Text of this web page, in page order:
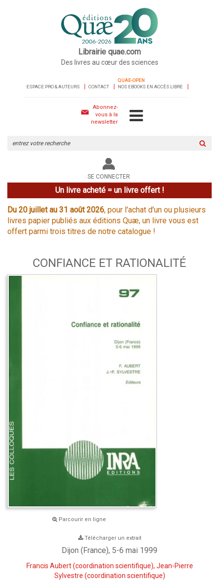
Librairie quae.com
Des livres au cœur des sciences
ESPACE PRO & AUTEURS CONTACT
QUAE-OPEN
NOS EBOOKS EN ACCÈS LIBRE
Abonnez-
vous à la
newsletter
le
site
SE CONNECTER
Un livre acheté = un livre offert !
Du 20 juillet au 31 août 2026, pour l'achat d'un ou plusieurs
livres papier publiés aux éditions Quæ, un livre vous est
offert parmi trois titres de notre catalogue !
CONFIANCE ET RATIONALITÉ
Parcourir en ligne
Télécharger un extrait
Dijon (France), 5-6 mai 1999
Francis Aubert(coordination scientifique), Jean-Pierre
Sylvestre (coordination scientifique)